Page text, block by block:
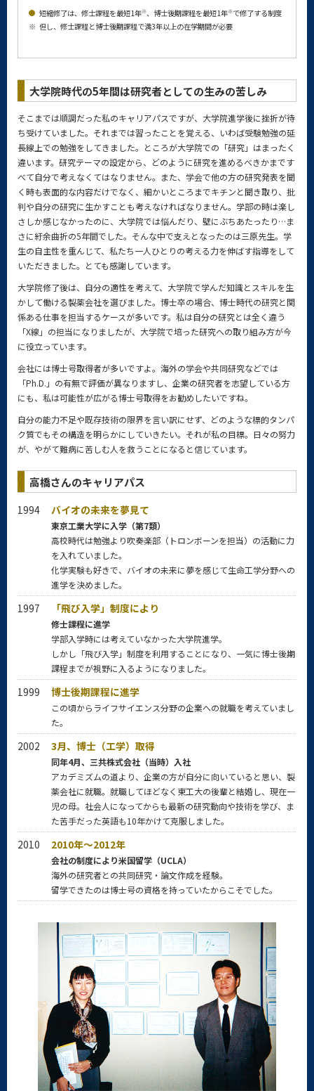
短縮修了は、修士課程を最短1年※、博士後期課程を最短1年※で修了する制度
※ 但し、修士課程と博士後期課程で満3年以上の在学期間が必要
大学院時代の5年間は研究者としての生みの苦しみ
そこまでは順調だった私のキャリアパスですが、大学院進学後に挫折が待
ち受けていました。それまでは習ったことを覚える、いわば受験勉強の延
長線上での勉強をしてきました。ところが大学院での「研究」はまったく
違います。研究テーマの設定から、どのように研究を進めるべきかまです
べて自分で考えなくてはなりません。また、学会で他の方の研究発表を聞
く時も表面的な内容だけでなく、細かいところまでキチンと聞き取り、批
判や自分の研究に生かすことも考えなければなりません。学部の時は楽し
さしか感じなかったのに、大学院では悩んだり、壁にぶちあたったり…ま
さに紆余曲折の5年間でした。そんな中で支えとなったのは三原先生。学
生の自主性を重んじて、私たち一人ひとりの考える力を伸ばす指導をして
いただきました。とても感謝しています。
大学院修了後は、自分の適性を考えて、大学院で学んだ知識とスキルを生
かして働ける製薬会社を選びました。博士卒の場合、博士時代の研究と関
係ある仕事を担当するケースが多いです。私は自分の研究とは全く違う
「X線」の担当になりましたが、大学院で培った研究への取り組み方が今
に役立っています。
会社には博士号取得者が多いですよ。海外の学会や共同研究などでは
「Ph.D.」の有無で評価が異なりますし、企業の研究者を志望している方
にも、私は可能性が広がる博士号取得をお勧めしたいですね。
自分の能力不足や既存技術の限界を言い訳にせず、どのような標的タンパ
ク質でもその構造を明らかにしていきたい。それが私の目標。日々の努力
が、やがて難病に苦しむ人を救うことになると信じています。
高橋さんのキャリアパス
1994 バイオの未来を夢見て
東京工業大学に入学（第7類）
高校時代は勉強より吹奏楽部（トロンボーンを担当）の活動に力
を入れていました。
化学実験も好きで、バイオの未来に夢を感じて生命工学分野への
進学を決めました。
1997 「飛び入学」制度により
修士課程に進学
学部入学時には考えていなかった大学院進学。
しかし「飛び入学」制度を利用することになり、一気に博士後期
課程までが視野に入るようになりました。
1999 博士後期課程に進学
この頃からライフサイエンス分野の企業への就職を考えていまし
た。
2002 3月、博士（工学）取得
同年4月、三共株式会社（当時）入社
アカデミズムの道より、企業の方が自分に向いていると思い、製
薬会社に就職。就職してほどなく東工大の後輩と結婚し、現在一
児の母。社会人になってからも最新の研究動向や技術を学び、ま
た苦手だった英語も10年かけて克服しました。
2010 2010年～2012年
会社の制度により米国留学（UCLA）
海外の研究者との共同研究・論文作成を経験。
留学できたのは博士号の資格を持っていたからこそでした。